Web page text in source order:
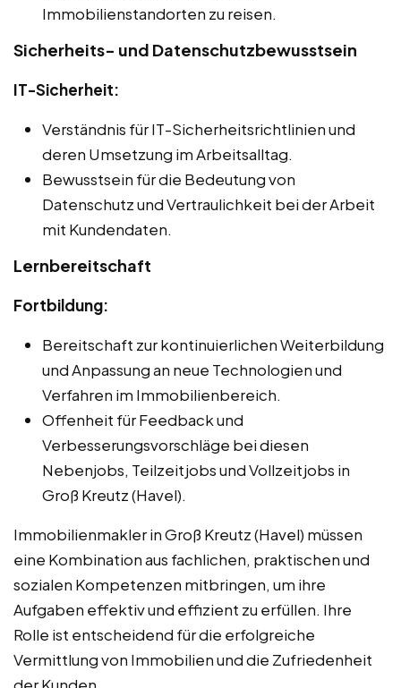
Immobilienstandorten zu reisen.
Sicherheits- und Datenschutzbewusstsein
IT-Sicherheit:
Verständnis für IT-Sicherheitsrichtlinien und
deren Umsetzung im Arbeitsalltag.
Bewusstsein für die Bedeutung von
Datenschutz und Vertraulichkeit bei der Arbeit
mit Kundendaten.
Lernbereitschaft
Fortbildung:
Bereitschaft zur kontinuierlichen Weiterbildung
und Anpassung an neue Technologien und
Verfahren im Immobilienbereich.
Offenheit für Feedback und
Verbesserungsvorschläge bei diesen
Nebenjobs, Teilzeitjobs und Vollzeitjobs in
Groß Kreutz (Havel).
Immobilienmakler in Groß Kreutz (Havel) müssen
eine Kombination aus fachlichen, praktischen und
sozialen Kompetenzen mitbringen, um ihre
Aufgaben effektiv und effizient zu erfüllen. Ihre
Rolle ist entscheidend für die erfolgreiche
Vermittlung von Immobilien und die Zufriedenheit